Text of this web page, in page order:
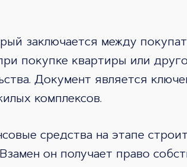
заключается между
покупке квартиры или
Документ является
комплексов.
средства на этапе
он получает право